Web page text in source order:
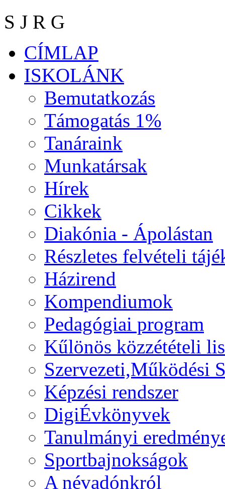
S J R G
CÍMLAP
ISKOLÁNK
Bemutatkozás
Támogatás 1%
Tanáraink
Munkatársak
Hírek
Cikkek
Diakónia - Ápolástan
Részletes felvételi
Házirend
Kompendiumok
Pedagógiai program
Kűlönös közzétételi
Szervezeti,Működési
Képzési rendszer
DigiÉvkönyvek
Tanulmányi
Sportbajnokságok
A névadónkról